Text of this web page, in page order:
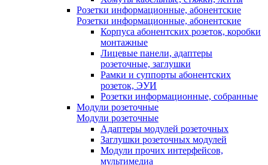
Розетки информационные, абонентские
Розетки информационные, абонентские
Корпуса абонентских розеток, коробки
монтажные
Лицевые панели, адаптеры
розеточные, заглушки
Рамки и суппорты абонентских
розеток, ЭУИ
Розетки информационные, собранные
Модули розеточные
Модули розеточные
Адаптеры модулей розеточных
Заглушки розеточных модулей
Модули прочих интерфейсов,
мультимедиа